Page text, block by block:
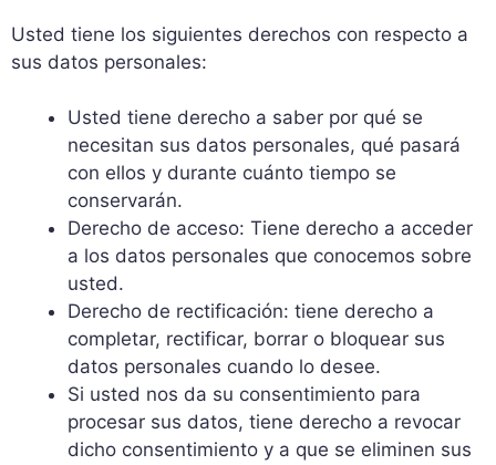
Usted tiene los siguientes derechos con respecto a
sus datos personales:
Usted tiene derecho a saber por qué se
necesitan sus datos personales, qué pasará
con ellos y durante cuánto tiempo se
conservarán.
Derecho de acceso: Tiene derecho a acceder
a los datos personales que conocemos sobre
usted.
Derecho de rectificación: tiene derecho a
completar, rectificar, borrar o bloquear sus
datos personales cuando lo desee.
Si usted nos da su consentimiento para
procesar sus datos, tiene derecho a revocar
dicho consentimiento y a que se eliminen sus